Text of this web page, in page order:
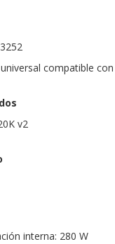
compatible
v2
interna: 280 W